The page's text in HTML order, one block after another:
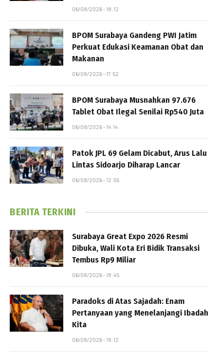
06/08/2026 - 18:12
BPOM Surabaya Gandeng PWI Jatim
Perkuat Edukasi Keamanan Obat dan
Makanan
06/08/2026 - 17:52
BPOM Surabaya Musnahkan 97.676
Tablet Obat Ilegal Senilai Rp540 Juta
06/08/2026 - 14:14
Patok JPL 69 Gelam Dicabut, Arus Lalu
Lintas Sidoarjo Diharap Lancar
06/08/2026 - 12:55
BERITA TERKINI
Surabaya Great Expo 2026 Resmi
Dibuka, Wali Kota Eri Bidik Transaksi
Tembus Rp9 Miliar
06/08/2026 - 18:45
Paradoks di Atas Sajadah: Enam
Pertanyaan yang Menelanjangi Ibadah
Kita
06/08/2026 - 18:12